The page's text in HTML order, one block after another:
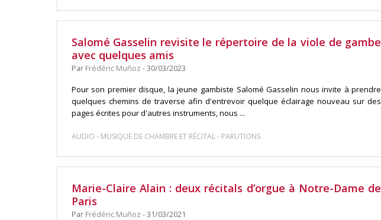
Salomé Gasselin revisite le répertoire de la viole de gambe
avec quelques amis
Par Frédéric Muñoz - 30/03/2023
Pour son premier disque, la jeune gambiste Salomé Gasselin nous invite à prendre
quelques chemins de traverse afin d'entrevoir quelque éclairage nouveau sur des
pages écrites pour d'autres instruments, nous ...
AUDIO - MUSIQUE DE CHAMBRE ET RÉCITAL- PARUTIONS
Marie-Claire Alain : deux récitals d’orgue à Notre-Dame de
Paris
Par Frédéric Muñoz - 31/03/2021